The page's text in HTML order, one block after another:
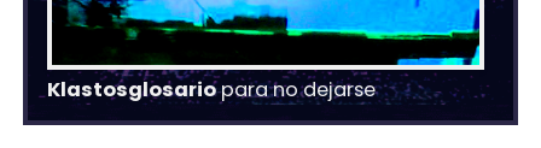
Klastosglosariopara no dejarse